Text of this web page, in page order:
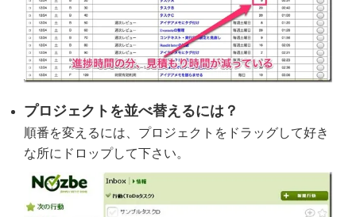
プロジェクトを並べ替えるには？
順番を変えるには、プロジェクトをドラッグして好き
な所にドロップして下さい。